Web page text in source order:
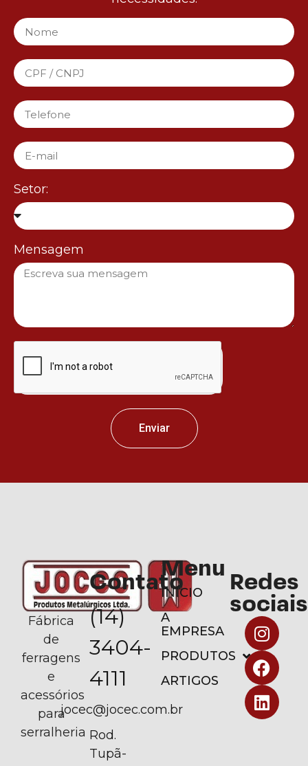
Setor:
Mensagem
Enviar
Fábrica
de
ferragens
e
acessórios
para
serralheria
Contato
(14)
3404-
4111
jocec@jocec.com.br
Rod.
Tupã-
Menu
INÍCIO
A
EMPRESA
PRODUTOS
ARTIGOS
Redes
sociais